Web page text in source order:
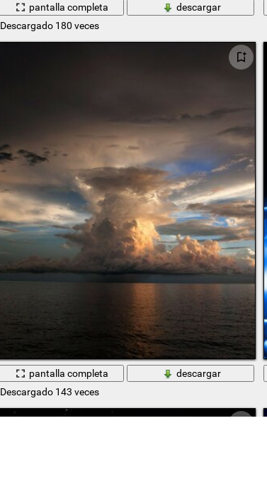
pantalla completa
descargar
Descargado 180 veces
pantalla completa
descargar
Descargado 143 veces